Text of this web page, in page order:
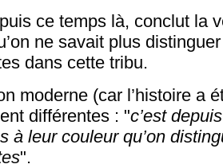
ce temps là, conclut la
ne savait plus
dans cette tribu.
moderne (car l’histoire a
différentes : "c’est
à leur couleur qu’on
".